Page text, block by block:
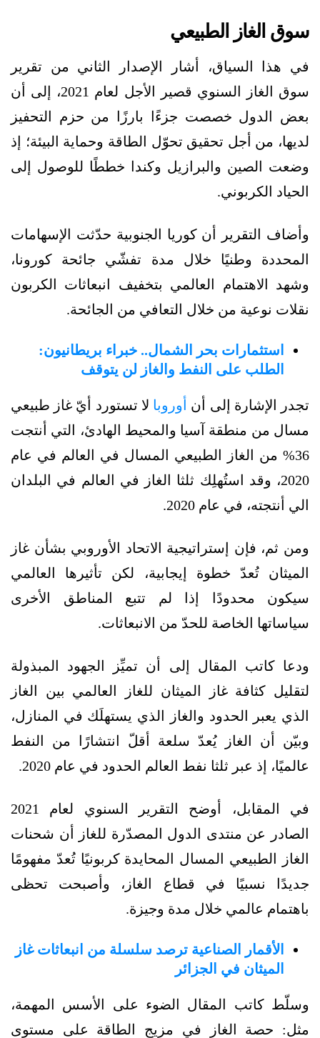
سوق الغاز الطبيعي
في هذا السياق، أشار الإصدار الثاني من تقرير
سوق الغاز السنوي قصير الأجل لعام 2021، إلى أن
بعض الدول خصصت جزءًا بارزًا من حزم التحفيز
لديها، من أجل تحقيق تحوّل الطاقة وحماية البيئة؛ إذ
وضعت الصين والبرازيل وكندا خططًا للوصول إلى
الحياد الكربوني.
وأضاف التقرير أن كوريا الجنوبية حدّثت الإسهامات
المحددة وطنيًا خلال مدة تفشّي جائحة كورونا،
وشهد الاهتمام العالمي بتخفيف انبعاثات الكربون
نقلات نوعية من خلال التعافي من الجائحة.
استثمارات بحر الشمال.. خبراء بريطانيون:
الطلب على النفط والغاز لن يتوقف
تجدر الإشارة إلى أن أوروبا لا تستورد أيّ غاز طبيعي
مسال من منطقة آسيا والمحيط الهادئ، التي أنتجت
36% من الغاز الطبيعي المسال في العالم في عام
2020، وقد استُهلِك ثلثا الغاز في العالم في البلدان
الي أنتجته، في عام 2020.
ومن ثم، فإن إستراتيجية الاتحاد الأوروبي بشأن غاز
الميثان تُعدّ خطوة إيجابية، لكن تأثيرها العالمي
سيكون محدودًا إذا لم تتبع المناطق الأخرى
سياساتها الخاصة للحدّ من الانبعاثات.
ودعا كاتب المقال إلى أن تميِّز الجهود المبذولة
لتقليل كثافة غاز الميثان للغاز العالمي بين الغاز
الذي يعبر الحدود والغاز الذي يستهلَك في المنازل،
وبيّن أن الغاز يُعدّ سلعة أقلّ انتشارًا من النفط
عالميًا، إذ عبر ثلثا نفط العالم الحدود في عام 2020.
في المقابل، أوضح التقرير السنوي لعام 2021
الصادر عن منتدى الدول المصدّرة للغاز أن شحنات
الغاز الطبيعي المسال المحايدة كربونيًا تُعدّ مفهومًا
جديدًا نسبيًا في قطاع الغاز، وأصبحت تحظى
باهتمام عالمي خلال مدة وجيزة.
الأقمار الصناعية ترصد سلسلة من انبعاثات غاز
الميثان في الجزائر
وسلّط كاتب المقال الضوء على الأسس المهمة،
مثل: حصة الغاز في مزيج الطاقة على مستوى